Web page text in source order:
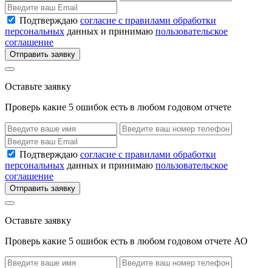
Подтверждаю согласие с правилами обработки
персональных данных и принимаю пользовательское
соглашение
Отправить заявку
Оставьте заявку
Проверь какие 5 ошибок есть в любом годовом отчете
Подтверждаю согласие с правилами обработки
персональных данных и принимаю пользовательское
соглашение
Отправить заявку
Оставьте заявку
Проверь какие 5 ошибок есть в любом годовом отчете АО